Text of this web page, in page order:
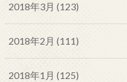
2018年3月 (123)
2018年2月 (111)
2018年1月 (125)